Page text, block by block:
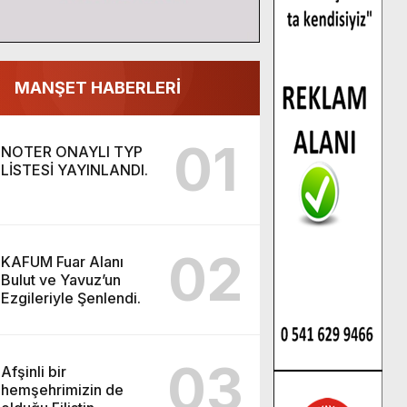
MANŞET HABERLERİ
NOTER ONAYLI TYP
LİSTESİ YAYINLANDI.
01
KAFUM Fuar Alanı
Bulut ve Yavuz’un
Ezgileriyle Şenlendi.
02
Afşinli bir
hemşehrimizin de
03